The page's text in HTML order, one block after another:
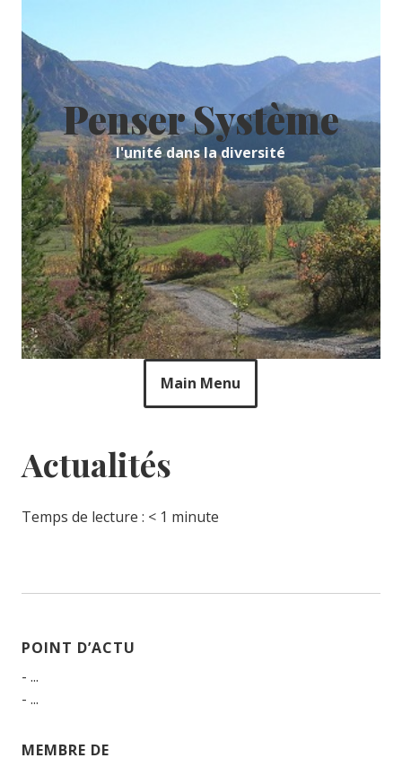
content
Penser Système
l'unité dans la diversité
Main Menu
Actualités
Temps de lecture : < 1 minute
POINT D’ACTU
- ...
- ...
MEMBRE DE